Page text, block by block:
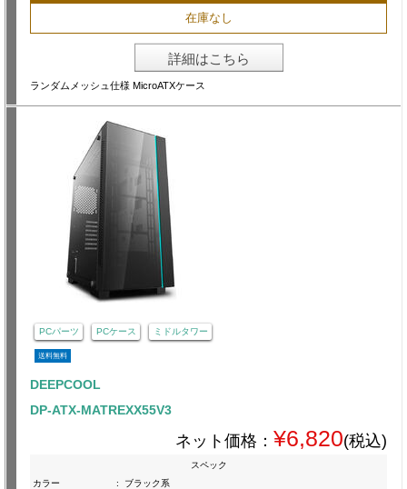
在庫なし
詳細はこちら
ランダムメッシュ仕様 MicroATXケース
PCパーツ PCケース ミドルタワー
送料無料
DEEPCOOL
DP-ATX-MATREXX55V3
ネット価格： ¥6,820(税込)
スペック
カラー
:
ブラック系